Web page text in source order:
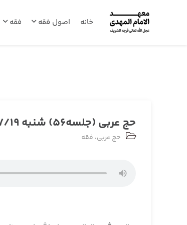
خانه اصول فقه فقه
حج عربی (جلسه56) شنبه 1399/07/19
حج عربی، فقه